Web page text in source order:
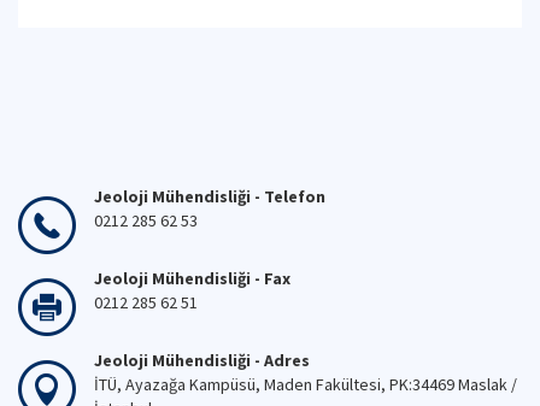
Jeoloji Mühendisliği - Telefon
0212 285 62 53
Jeoloji Mühendisliği - Fax
0212 285 62 51
Jeoloji Mühendisliği - Adres
İTÜ, Ayazağa Kampüsü, Maden Fakültesi, PK:34469 Maslak /